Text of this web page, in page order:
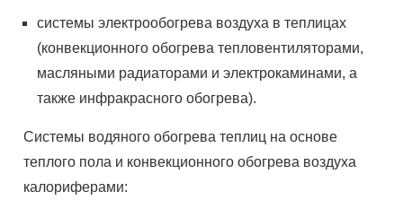
системы электрообогрева воздуха в теплицах
(конвекционного обогрева тепловентиляторами,
масляными радиаторами и электрокаминами, а
также инфракрасного обогрева).
Системы водяного обогрева теплиц на основе
теплого пола и конвекционного обогрева воздуха
калориферами: